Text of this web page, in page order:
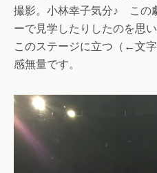
撮影。小林幸子気分♪ この
ーで見学したりしたのを思
このステージに立つ（←文
感無量です。